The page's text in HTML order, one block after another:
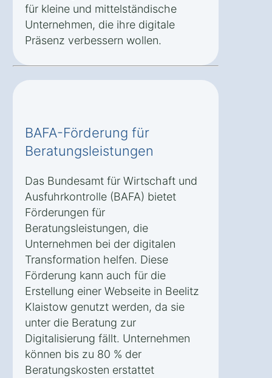
für kleine und mittelständische
Unternehmen, die ihre digitale
Präsenz verbessern wollen.
BAFA-Förderung für
Beratungsleistungen
Das Bundesamt für Wirtschaft und
Ausfuhrkontrolle (BAFA) bietet
Förderungen für
Beratungsleistungen, die
Unternehmen bei der digitalen
Transformation helfen. Diese
Förderung kann auch für die
Erstellung einer Webseite in Beelitz
Klaistow genutzt werden, da sie
unter die Beratung zur
Digitalisierung fällt. Unternehmen
können bis zu 80 % der
Beratungskosten erstattet